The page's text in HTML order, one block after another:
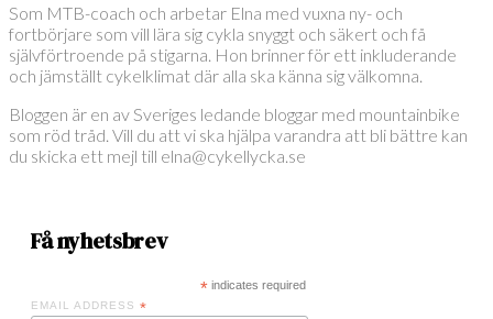
Som MTB-coach och arbetar Elna med vuxna ny- och
fortbörjare som vill lära sig cykla snyggt och säkert och få
självförtroende på stigarna. Hon brinner för ett inkluderande
och jämställt cykelklimat där alla ska känna sig välkomna.
Bloggen är en av Sveriges ledande bloggar med mountainbike
som röd tråd. Vill du att vi ska hjälpa varandra att bli bättre kan
du skicka ett mejl till elna@cykellycka.se
Få nyhetsbrev
*indicates required
EMAIL ADDRESS *